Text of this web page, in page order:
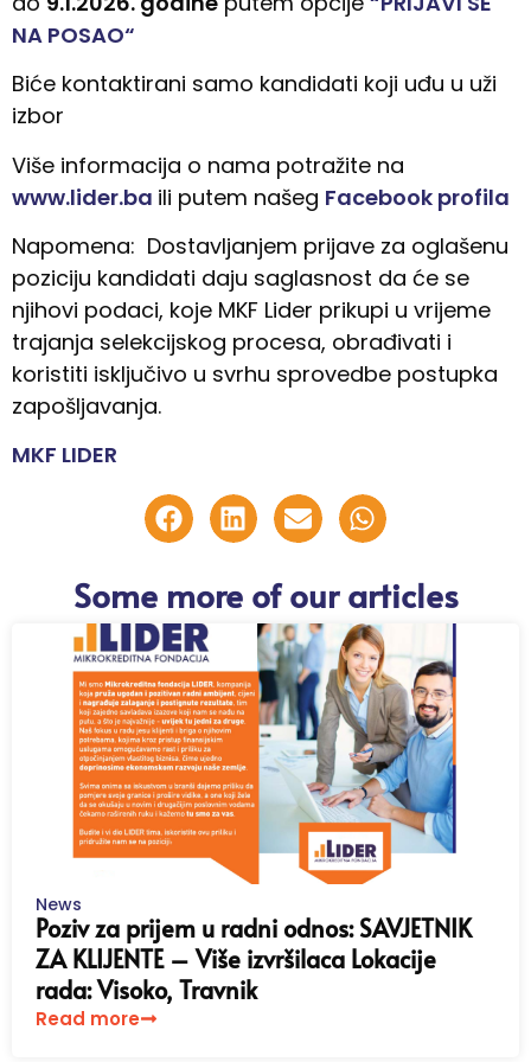
NA POSAO“
Biće kontaktirani samo kandidati koji uđu u uži
izbor
Više informacija o nama potražite na
www.lider.ba ili putem našeg Facebook profila
Napomena: Dostavljanjem prijave za oglašenu
poziciju kandidati daju saglasnost da će se
njihovi podaci, koje MKF Lider prikupi u vrijeme
trajanja selekcijskog procesa, obrađivati i
koristiti isključivo u svrhu sprovedbe postupka
zapošljavanja.
MKF LIDER
Some more of our articles
News
Poziv za prijem u radni odnos: SAVJETNIK
ZA KLIJENTE – Više izvršilaca Lokacije
rada: Visoko, Travnik
Read more